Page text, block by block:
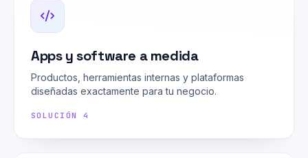
Apps y software a medida
Productos, herramientas internas y plataformas
diseñadas exactamente para tu negocio.
SOLUCIÓN 4